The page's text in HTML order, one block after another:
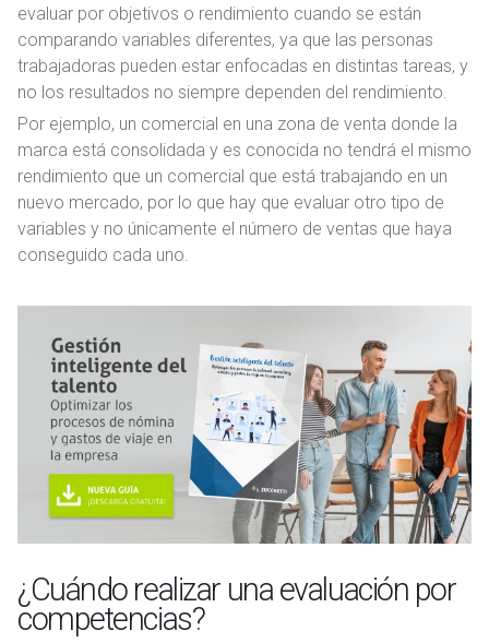
evaluar por objetivos o rendimiento cuando se están
comparando variables diferentes, ya que las personas
trabajadoras pueden estar enfocadas en distintas tareas, y
no los resultados no siempre dependen del rendimiento.
Por ejemplo, un comercial en una zona de venta donde la
marca está consolidada y es conocida no tendrá el mismo
rendimiento que un comercial que está trabajando en un
nuevo mercado, por lo que hay que evaluar otro tipo de
variables y no únicamente el número de ventas que haya
conseguido cada uno.
¿Cuándo realizar una evaluación por
competencias?